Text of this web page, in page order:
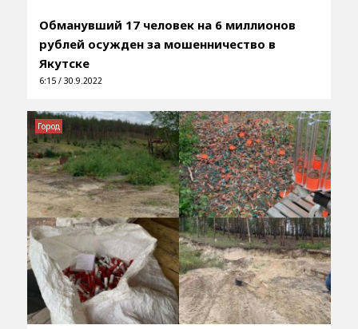
Обманувший 17 человек на 6 миллионов
рублей осужден за мошенничество в
Якутске
6:15 / 30.9.2022
Город